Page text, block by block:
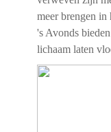
meer brengen
's Avonds
lichaam laten